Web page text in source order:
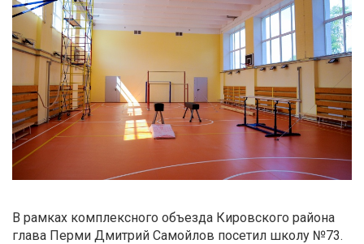
В рамках комплексного объезда Кировского района
глава Перми Дмитрий Самойлов посетил школу №73.